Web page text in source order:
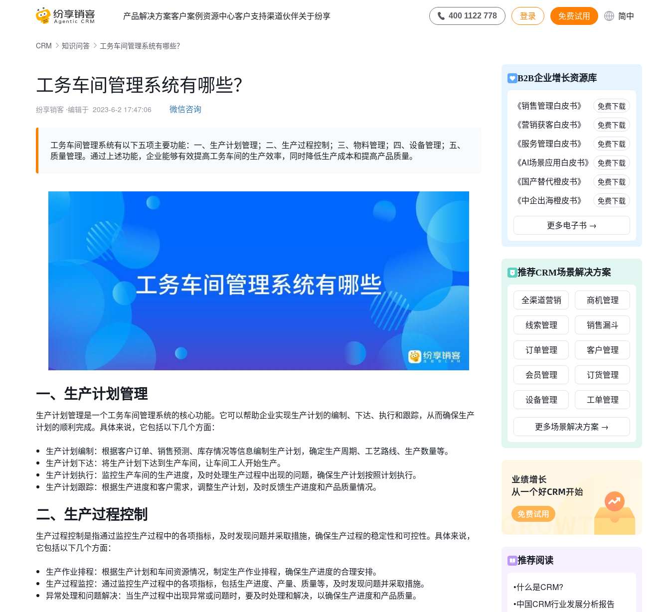
产品解决方案客户案例资源中心客户支持渠道伙伴关于纷享 400 1122 778 登录 免费试用 简中
CRM 知识问答 工务车间管理系统有哪些？
工务车间管理系统有哪些？
纷享销客 ⋅编辑于 2023-6-2 17:47:06 微信咨询
工务车间管理系统有以下五项主要功能：一、生产计划管理；二、生产过程控制；三、物料管理；四、设备管理；五、
质量管理。通过上述功能，企业能够有效提高工务车间的生产效率，同时降低生产成本和提高产品质量。
一、生产计划管理
生产计划管理是一个工务车间管理系统的核心功能。它可以帮助企业实现生产计划的编制、下达、执行和跟踪，从而确保生产
计划的顺利完成。具体来说，它包括以下几个方面：
生产计划编制：根据客户订单、销售预测、库存情况等信息编制生产计划，确定生产周期、工艺路线、生产数量等。
生产计划下达：将生产计划下达到生产车间，让车间工人开始生产。
生产计划执行：监控生产车间的生产进度，及时处理生产过程中出现的问题，确保生产计划按照计划执行。
生产计划跟踪：根据生产进度和客户需求，调整生产计划，及时反馈生产进度和产品质量情况。
二、生产过程控制
生产过程控制是指通过监控生产过程中的各项指标，及时发现问题并采取措施，确保生产过程的稳定性和可控性。具体来说，
它包括以下几个方面：
生产作业排程：根据生产计划和车间资源情况，制定生产作业排程，确保生产进度的合理安排。
生产过程监控：通过监控生产过程中的各项指标，包括生产进度、产量、质量等，及时发现问题并采取措施。
异常处理和问题解决：当生产过程中出现异常或问题时，要及时处理和解决，以确保生产进度和产品质量。
B2B企业增长资源库
《销售管理白皮书》 免费下载
《营销获客白皮书》 免费下载
《服务管理白皮书》 免费下载
《AI场景应用白皮书》 免费下载
《国产替代橙皮书》 免费下载
《中企出海橙皮书》 免费下载
更多电子书 →
推荐CRM场景解决方案
全渠道营销 商机管理
线索管理 销售漏斗
订单管理 客户管理
会员管理 订货管理
设备管理 工单管理
更多场景解决方案 →
推荐阅读
什么是CRM?
中国CRM行业发展分析报告